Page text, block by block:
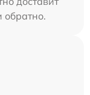
обратно.